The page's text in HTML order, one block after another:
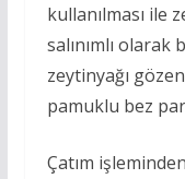
kullanılması ile
salınımlı olarak
zeytinyağı
pamuklu bez
Çatım